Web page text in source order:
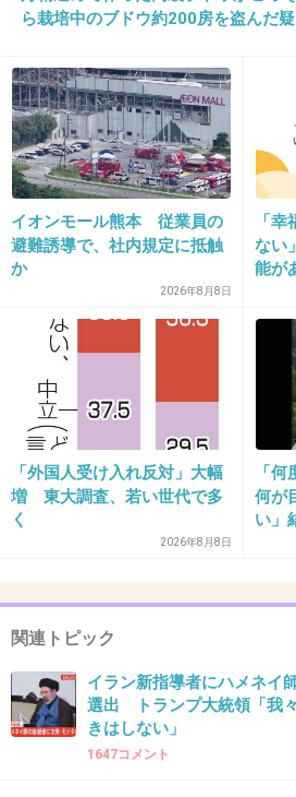
39. 匿名2026/07/08(水) 20:46:43
お互い老害に悩まされてるね国民は
特にトランプはノーベル平和賞が欲
る。他の国に口出すのも手を出すの
からやめてほしい
40. 匿名2026/07/08(水) 20:46:47
>>1
プーチンや習近平に世界任すのは危
2026/07/08(水) 20:46:54
「認知検査は３回した。３回とも
われている」とトランプは言ってい
ら栽培中のブドウ約200房を盗んだ
イオンモール熊本 従業員の
避難誘導で、社内規定に抵触
か
2026年8月8日
「
ない
能が
が
につ
バ
「外国人受け入れ反対」大幅
増 東大調査、若い世代で多
く
2026年8月8日
「
何が
い」
か
「
関連トピック
イラン新指導者にハメネイ
選出 トランプ大統領「我
きはしない」
1647コメント